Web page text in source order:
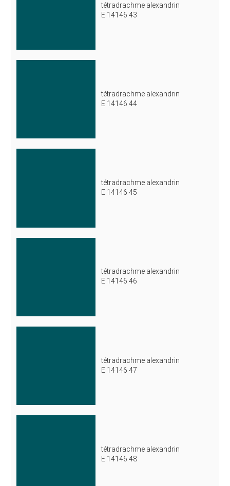
tétradrachme alexandrin
E 14146 43
tétradrachme alexandrin
E 14146 44
tétradrachme alexandrin
E 14146 45
tétradrachme alexandrin
E 14146 46
tétradrachme alexandrin
E 14146 47
tétradrachme alexandrin
E 14146 48